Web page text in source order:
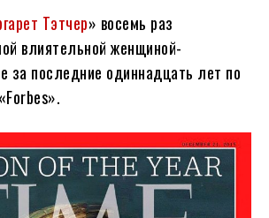
Тэтчер» восемь раз
влиятельной женщиной-
за последние одиннадцать лет по